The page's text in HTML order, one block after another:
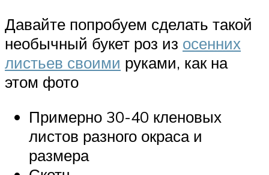
Давайте попробуем сделать такой
необычный букет роз из осенних
листьев своими руками, как на
этом фото
Примерно 30-40 кленовых
листов разного окраса и
размера